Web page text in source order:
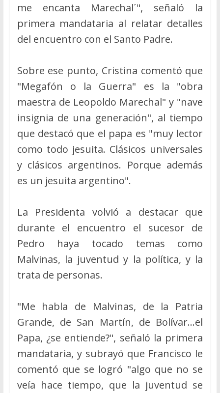
me encanta Marechal´", señaló la
primera mandataria al relatar detalles
del encuentro con el Santo Padre.
Sobre ese punto, Cristina comentó que
"Megafón o la Guerra" es la "obra
maestra de Leopoldo Marechal" y "nave
insignia de una generación", al tiempo
que destacó que el papa es "muy lector
como todo jesuita. Clásicos universales
y clásicos argentinos. Porque además
es un jesuita argentino".
La Presidenta volvió a destacar que
durante el encuentro el sucesor de
Pedro haya tocado temas como
Malvinas, la juventud y la política, y la
trata de personas.
"Me habla de Malvinas, de la Patria
Grande, de San Martín, de Bolívar…el
Papa, ¿se entiende?", señaló la primera
mandataria, y subrayó que Francisco le
comentó que se logró "algo que no se
veía hace tiempo, que la juventud se